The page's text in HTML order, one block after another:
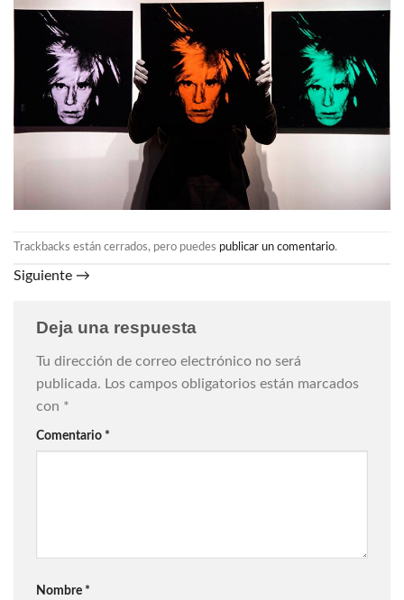
Trackbacks están cerrados, pero puedes publicar un comentario.
Siguiente →
Deja una respuesta
Tu dirección de correo electrónico no será
publicada. Los campos obligatorios están marcados
con *
Comentario *
Nombre *